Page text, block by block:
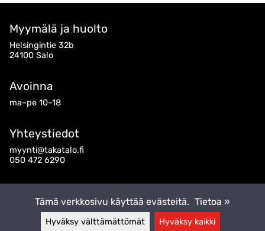
Myymälä ja huolto
Helsingintie 32b
24100 Salo
Avoinna
ma–pe 10–18
Yhteystiedot
myynti@takatalo.fi
050 472 6290
Tämä verkkosivu käyttää evästeitä. Tietoa »
Hyväksy välttämättömät Hyväksy kaikki